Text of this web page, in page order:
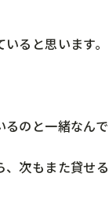
ると思います。
のと一緒なんで
次もまた貸せ